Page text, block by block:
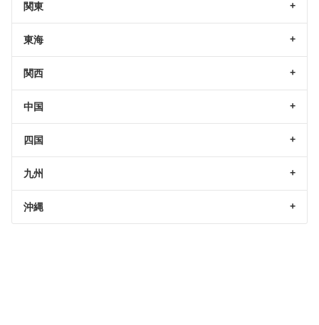
関東
東海
関西
中国
四国
九州
沖縄